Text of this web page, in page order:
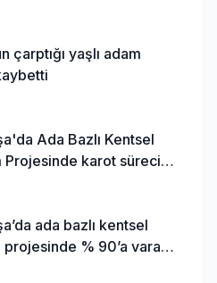
çarptığı yaşlı adam
Ada Bazlı Kentsel
Projesinde karot süreci
ada bazlı kentsel
% 90’a varan